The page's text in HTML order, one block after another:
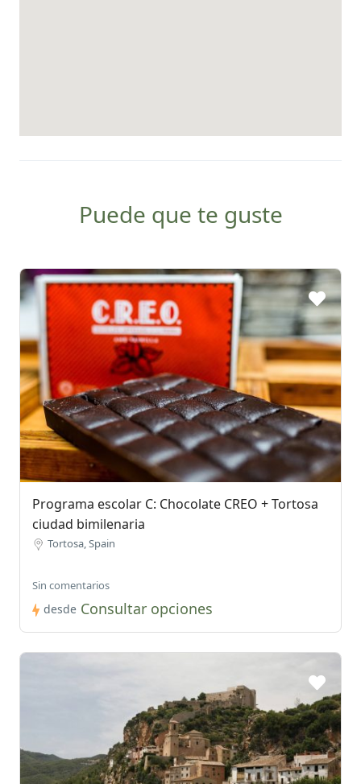
Puede que te guste
Programa escolar C: Chocolate CREO + Tortosa
ciudad bimilenaria
Tortosa, Spain
Sin comentarios
desde Consultar opciones